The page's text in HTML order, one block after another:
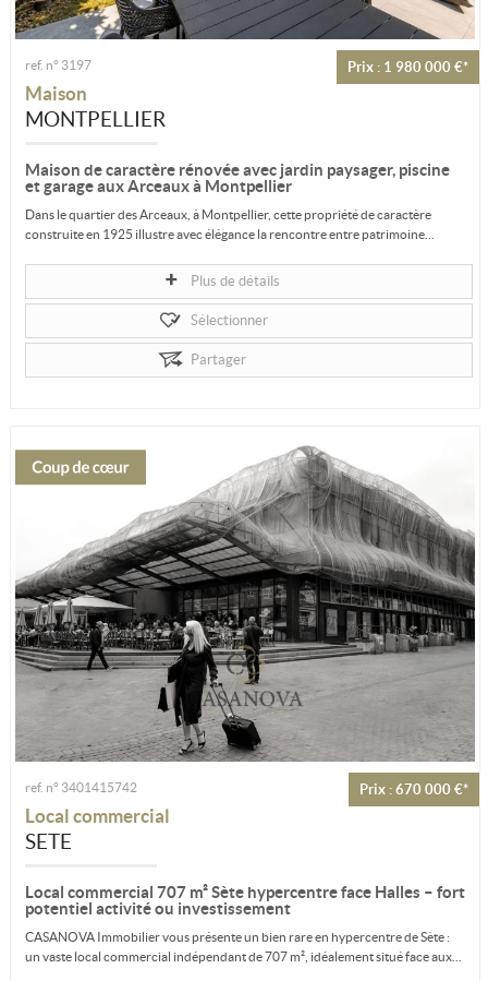
Prix : 1 980 000 €*
ref. n° 3197
Maison
MONTPELLIER
Maison de caractère rénovée avec jardin paysager, piscine
et garage aux Arceaux à Montpellier
Dans le quartier des Arceaux, à Montpellier, cette propriété de caractère
construite en 1925 illustre avec élégance la rencontre entre patrimoine...
Plus de détails
Sélectionner
Partager
Prix : 670 000 €*
ref. n° 3401415742
Local commercial
SETE
Local commercial 707 m² Sète hypercentre face Halles – fort
potentiel activité ou investissement
CASANOVA Immobilier vous présente un bien rare en hypercentre de Sète :
un vaste local commercial indépendant de 707 m², idéalement situé face aux...